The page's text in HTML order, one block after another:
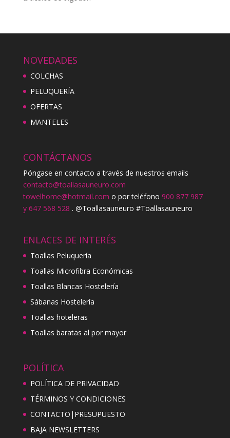
NOVEDADES
COLCHAS
PELUQUERÍA
OFERTAS
MANTELES
CONTÁCTANOS
Póngase en contacto a través de nuestros emails
contacto@toallasauneuro.com
towelhome@hotmail.com o por teléfono 900 877 987
y 647 568 528 . @Toallasauneuro #Toallasauneuro
ENLACES DE INTERÉS
Toallas Peluquería
Toallas Microfibra Económicas
Toallas Blancas Hostelería
Sábanas Hostelería
Toallas hoteleras
Toallas baratas al por mayor
POLÍTICA
POLÍTICA DE PRIVACIDAD
TÉRMINOS Y CONDICIONES
CONTACTO|PRESUPUESTO
BAJA NEWSLETTERS